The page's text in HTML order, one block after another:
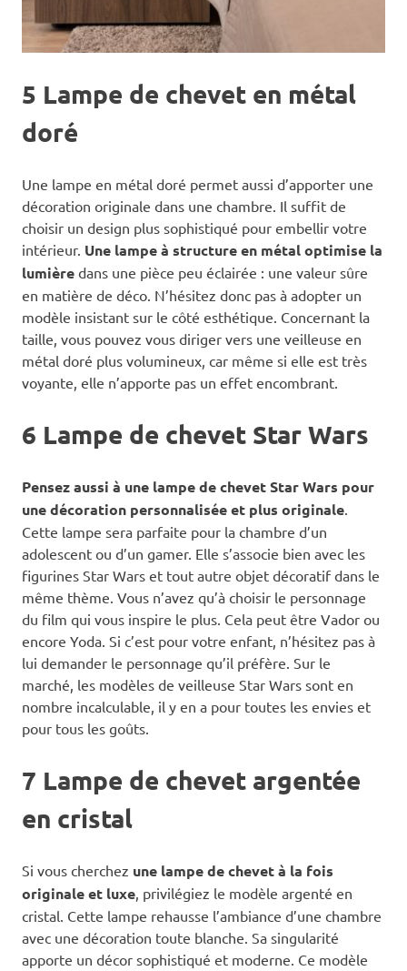
5 Lampe de chevet en métal
doré
Une lampe en métal doré permet aussi d’apporter une
décoration originale dans une chambre. Il suffit de
choisir un design plus sophistiqué pour embellir votre
intérieur. Une lampe à structure en métal optimise la
lumière dans une pièce peu éclairée : une valeur sûre
en matière de déco. N’hésitez donc pas à adopter un
modèle insistant sur le côté esthétique. Concernant la
taille, vous pouvez vous diriger vers une veilleuse en
métal doré plus volumineux, car même si elle est très
voyante, elle n’apporte pas un effet encombrant.
6 Lampe de chevet Star Wars
Pensez aussi à une lampe de chevet Star Wars pour
une décoration personnalisée et plus originale.
Cette lampe sera parfaite pour la chambre d’un
adolescent ou d’un gamer. Elle s’associe bien avec les
figurines Star Wars et tout autre objet décoratif dans le
même thème. Vous n’avez qu’à choisir le personnage
du film qui vous inspire le plus. Cela peut être Vador ou
encore Yoda. Si c’est pour votre enfant, n’hésitez pas à
lui demander le personnage qu’il préfère. Sur le
marché, les modèles de veilleuse Star Wars sont en
nombre incalculable, il y en a pour toutes les envies et
pour tous les goûts.
7 Lampe de chevet argentée
en cristal
Si vous cherchez une lampe de chevet à la fois
originale et luxe, privilégiez le modèle argenté en
cristal. Cette lampe rehausse l’ambiance d’une chambre
avec une décoration toute blanche. Sa singularité
apporte un décor sophistiqué et moderne. Ce modèle